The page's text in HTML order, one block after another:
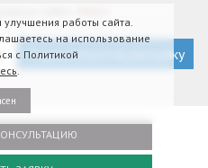
Подписаться на рассылку
работы сайта.
на использование
с Политикой
.